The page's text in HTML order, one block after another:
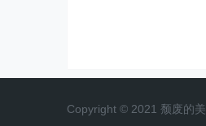
Copyright © 2021 颓废的美